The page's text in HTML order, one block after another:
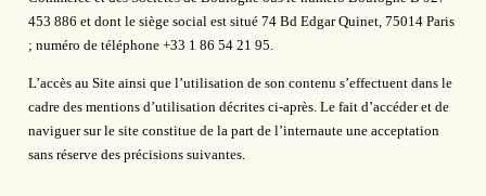
453 886 et dont le siège social est situé 74 Bd Edgar Quinet, 75014 Paris
; numéro de téléphone +33 1 86 54 21 95.
L’accès au Site ainsi que l’utilisation de son contenu s’effectuent dans le
cadre des mentions d’utilisation décrites ci-après. Le fait d’accéder et de
naviguer sur le site constitue de la part de l’internaute une acceptation
sans réserve des précisions suivantes.